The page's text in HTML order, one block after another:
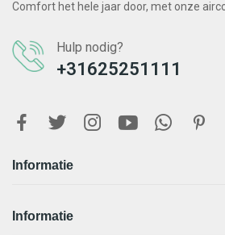
Comfort het hele jaar door, met onze
Hulp nodig?
+31625251111
Informatie
Informatie